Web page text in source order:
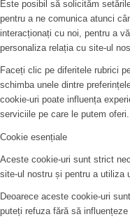
Este posibil să solicităm
pentru a ne comunica atunci
interacționați cu noi, pentru a
personaliza relația cu site-ul
Faceți clic pe diferitele rubrici
schimba unele dintre
cookie-uri poate influența
serviciile pe care le putem oferi.
Cookie esențiale
Aceste cookie-uri sunt strict
site-ul nostru și pentru a utiliza
Deoarece aceste cookie-uri
puteți refuza fără să